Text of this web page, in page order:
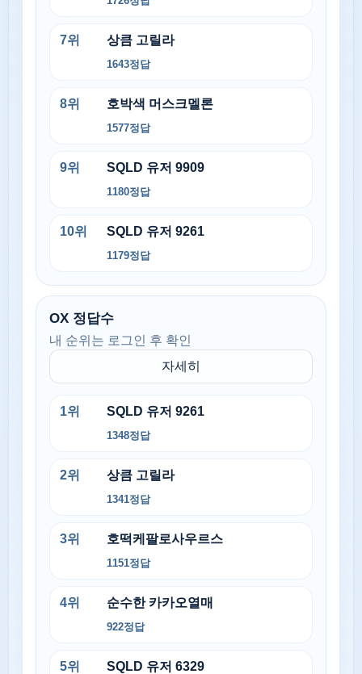
7위 상큼 고릴라
1643정답
8위 호박색 머스크멜론
1577정답
9위 SQLD 유저 9909
1180정답
10위 SQLD 유저 9261
1179정답
OX 정답수
내 순위는 로그인 후 확인
자세히
1위 SQLD 유저 9261
1348정답
2위 상큼 고릴라
1341정답
3위 호떡케팔로사우르스
1151정답
4위 순수한 카카오열매
922정답
5위 SQLD 유저 6329